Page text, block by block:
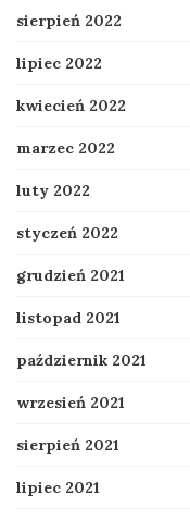
sierpień 2022
lipiec 2022
kwiecień 2022
marzec 2022
luty 2022
styczeń 2022
grudzień 2021
listopad 2021
październik 2021
wrzesień 2021
sierpień 2021
lipiec 2021